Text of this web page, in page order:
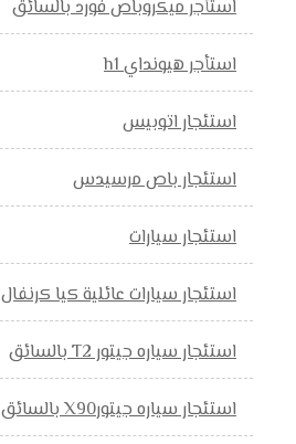
استأجر ميكروباص فورد بالسائق
استأجر هيونداي h1
استئجار اتوبيس
استئجار باص مرسيدس
استئجار سيارات
استئجار سيارات عائلية كيا كرنفال
استئجار سياره جيتور T2 بالسائق
استئجار سياره جيتورX90 بالسائق